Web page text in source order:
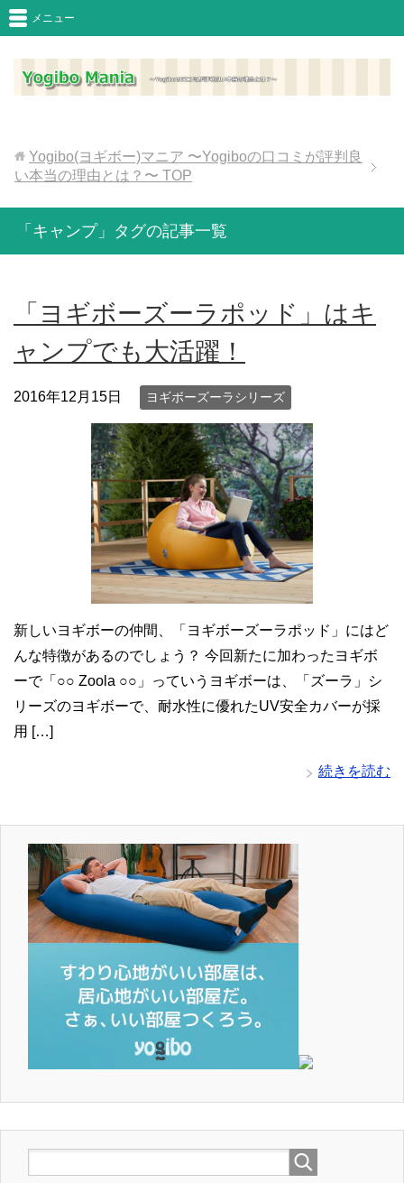
メニュー
Yogibo(ヨギボー)マニア 〜Yogiboの口コミが評判良
い本当の理由とは？〜 TOP
「キャンプ」タグの記事一覧
「ヨギボーズーラポッド」はキ
ャンプでも大活躍！
2016年12月15日 ヨギボーズーラシリーズ
新しいヨギボーの仲間、「ヨギボーズーラポッド」にはど
んな特徴があるのでしょう？ 今回新たに加わったヨギボ
ーで「○○ Zoola ○○」っていうヨギボーは、「ズーラ」シ
リーズのヨギボーで、耐水性に優れたUV安全カバーが採
用 […]
続きを読む